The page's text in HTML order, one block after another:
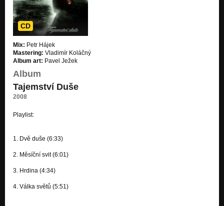
Měsíční svit - Tajemství duše 2008
Nezařazeno
Válka světů - Tajemství duše 2008
Nezařazeno
CD
Mix: Petr Hájek
Mastering: Vladimír Koláčný
Album art: Pavel Ježek
Album
Tajemství Duše
2008
Playlist:
1. Dvě duše (6:33)
2. Měsíční svit (6:01)
3. Hrdina (4:34)
4. Válka světů (5:51)